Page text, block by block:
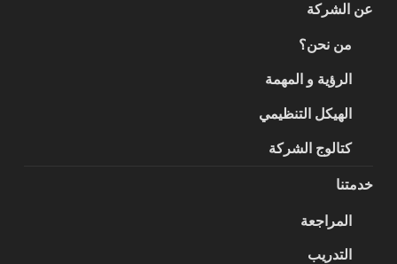
عن الشركة
من نحن؟
الرؤية و المهمة
الهيكل التنظيمي
كتالوج الشركة
خدمتنا
المراجعة
التدريب